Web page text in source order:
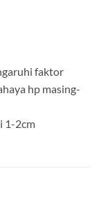
faktor
hp masing-
1-2cm